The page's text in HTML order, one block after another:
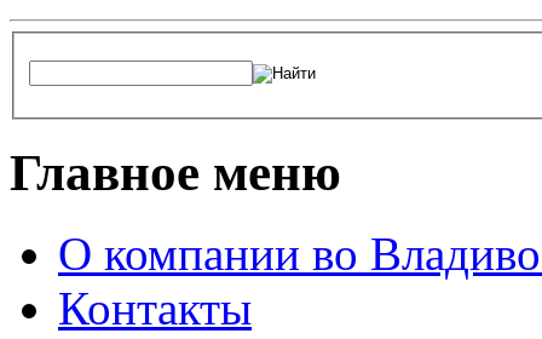
Главное меню
О компании во
Контакты